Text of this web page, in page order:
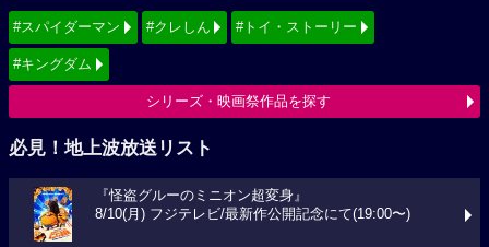
#スパイダーマン #クレしん #トイ・ストーリー
#キングダム
シリーズ・映画祭作品を探す
必見！地上波放送リスト
『怪盗グルーのミニオン超変身』
8/10(月) フジテレビ/最新作公開記念にて(19:00〜)